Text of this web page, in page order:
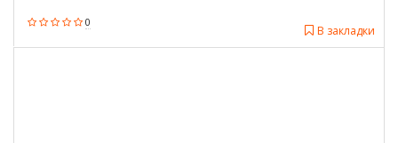
0
В закладки